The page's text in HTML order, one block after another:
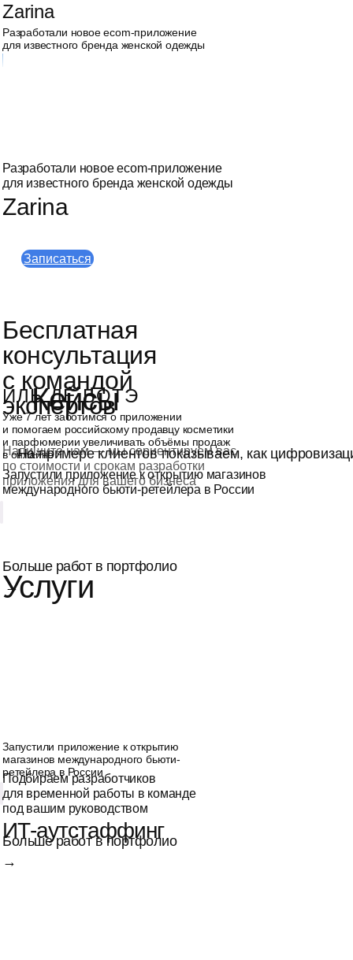
Разработали новое ecom-приложение
для известного бренда женской одежды
Zarina
Кейсы
На примере клиентов показываем, как
Запустили приложение к открытию магазинов
международного бьюти-ретейлера в России
Больше работ в портфолио
→
Zarina
Разработали новое ecom-приложение
для известного бренда женской одежды
ИЛЬ ДЕ БОТЭ
Уже 7 лет заботимся о приложении
и помогаем российскому продавцу косметики
и парфюмерии увеличивать объёмы продаж
в онлайне
Запустили приложение к открытию
магазинов международного бьюти-
ретейлера в России
Больше работ в портфолио
→
Услуги
Подбираем разработчиков
для временной работы в команде
под вашим руководством
ИТ-аутстаффинг
Записаться
Бесплатная
консультация
с командой
экспертов
Напишите нам — мы сориентируем вас
по стоимости и срокам разработки
приложения для вашего бизнеса